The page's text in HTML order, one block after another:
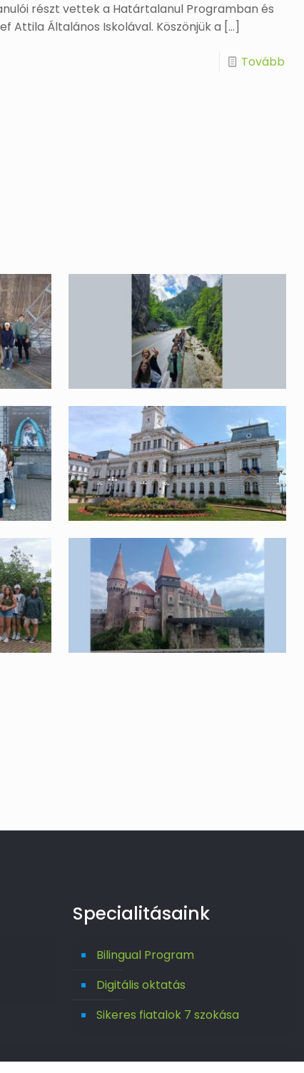
részt vettek a Határtalanul Programban és
Attila Általános Iskolával. Köszönjük a […]
Tovább
Specialitásaink
Bilingual Program
Digitális oktatás
Sikeres fiatalok 7 szokása